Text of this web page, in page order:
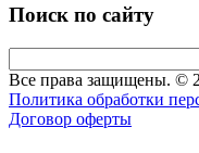
Поиск по сайту
Все права защищены. ©
Политика обработки
Договор оферты